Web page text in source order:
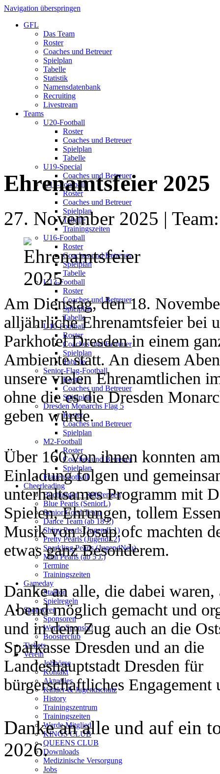
Navigation überspringen
GFL
Das Team
Roster
Coaches und Betreuer
Spielplan
Tabelle
Statistik
Namensdatenbank
Recruiting
Livestream
Teams
U20-Football
Roster
Coaches und Betreuer
Spielplan
Tabelle
U19-Special
Coaches und Betreuer
U17-Football
Roster
Coaches und Betreuer
Spielplan
Tabelle
Trainingszeiten
U16-Football
Roster
Coaches und Betreuer
Spielplan
Tabelle
U13-Football
Roster
Coaches und Betreuer
Spielplan
Tabelle
U10-Football
Roster
Coaches und Betreuer
Spielplan
Tabelle
Senior-Flag-Football
Roster
Coaches und Betreuer
Spielplan
Dresden Monarchs Flag 5
Roster
Coaches und Betreuer
Spielplan
M2-Football
Roster
Coaches und Betreuer
Spielplan
Frauenfootball
Cheerleading
Buchungen - Referenzen
Blue Pearls (SeniorL)
Senior Coed Team
Dance Team (ab 18 J.)
Shiny Pearls (JugendL1)
Pretty Pearls (JugendL2)
Sparkling Pearls (JugendNeu)
Mini Pearls (ab 5 J.)
Termine
Trainingszeiten
Gameday
Stadion
Spielregeln
Sponsoren
Sponsoren
Werde Sponsor!
Boosterclub
Tickets
Verein
Jobbörse
Kontakt
Aktuelles
Kinder-& Jugendschutz
History
Trainingszentrum
Trainingszeiten
Werde Mitglied!
KINGS CLUB
QUEENS CLUB
Downloads
Medizinische Versorgung
Jobs
Ehrenamtsfeier 2025
27. November 2025 |
Am Dienstag, den 18.
alljährliche Ehrenamtsfeier bei
Parkhotel Dresden in einem
Ambiente statt. An diesem
unsere vielen Ehrenamtlichen
ohne die es die Dresden
geben würde.
Über 160 von ihnen konnten
Einladung folgen und
unterhaltsames Programm mit
Spielen, Ehrungen, tollem
Musik von Josap.ofc machten
etwas ganz Besonderem.
Danke an alle, die dabei waren,
Abend möglich gemacht und
und in dem Zug auch an die
Sparkasse Dresden und an die
Landeshauptstadt Dresden für
bürgerschaftliches Engagement
Danke an alle und auf ein
2026.